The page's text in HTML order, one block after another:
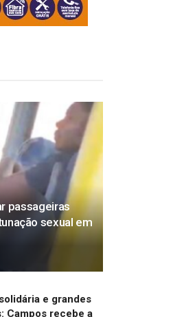
passageiras
sexual em
e grandes
Campos recebe a